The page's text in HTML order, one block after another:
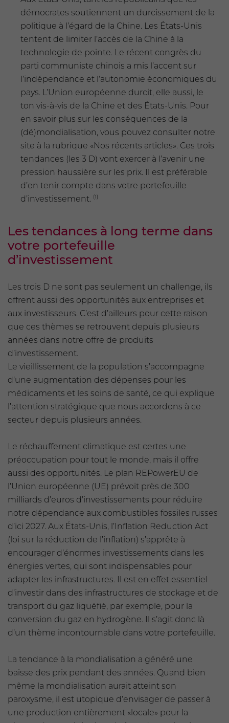
démocrates soutiennent un durcissement de la
politique à l’égard de la Chine. Les États-Unis
tentent de limiter l’accès de la Chine à la
technologie de pointe. Le récent congrès du
parti communiste chinois a mis l’accent sur
l’indépendance et l’autonomie économiques du
pays. L’Union européenne durcit, elle aussi, le
ton vis-à-vis de la Chine et des États-Unis. Pour
en savoir plus sur les conséquences de la
(dé)mondialisation, vous pouvez consulter notre
site à la rubrique «Nos récents articles». Ces trois
tendances (les 3 D) vont exercer à l’avenir une
pression haussière sur les prix. Il est préférable
d’en tenir compte dans votre portefeuille
d’investissement. (1)
Les tendances à long terme dans
votre portefeuille
d’investissement
Les trois D ne sont pas seulement un challenge, ils
offrent aussi des opportunités aux entreprises et
aux investisseurs. C’est d’ailleurs pour cette raison
que ces thèmes se retrouvent depuis plusieurs
années dans notre offre de produits
d’investissement.
Le vieillissement de la population s’accompagne
d’une augmentation des dépenses pour les
médicaments et les soins de santé, ce qui explique
l’attention stratégique que nous accordons à ce
secteur depuis plusieurs années.
Le réchauffement climatique est certes une
préoccupation pour tout le monde, mais il offre
aussi des opportunités. Le plan REPowerEU de
l’Union européenne (UE) prévoit près de 300
milliards d’euros d’investissements pour réduire
notre dépendance aux combustibles fossiles russes
d’ici 2027. Aux États-Unis, l’Inflation Reduction Act
(loi sur la réduction de l’inflation) s’apprête à
encourager d’énormes investissements dans les
énergies vertes, qui sont indispensables pour
adapter les infrastructures. Il est en effet essentiel
d’investir dans des infrastructures de stockage et de
transport du gaz liquéfié, par exemple, pour la
conversion du gaz en hydrogène. Il s’agit donc là
d’un thème incontournable dans votre portefeuille.
La tendance à la mondialisation a généré une
baisse des prix pendant des années. Quand bien
même la mondialisation aurait atteint son
paroxysme, il est utopique d’envisager de passer à
une production entièrement «locale» pour la